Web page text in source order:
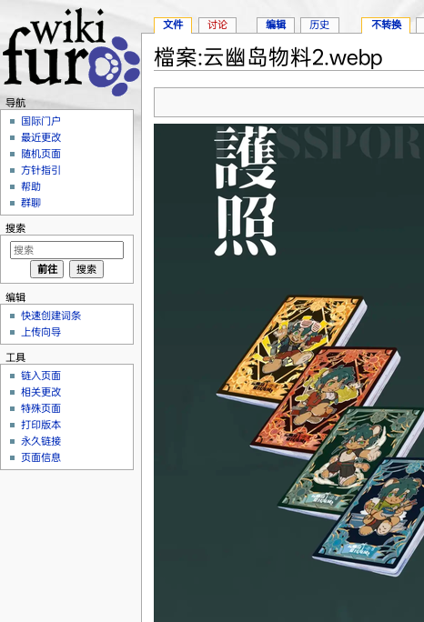
檔案:云幽岛物料2.webp
文件 讨论 编辑 历史 不转换
导航
国际门户
最近更改
随机页面
方针指引
帮助
群聊
搜索
编辑
快速创建词条
上传向导
工具
链入页面
相关更改
特殊页面
打印版本
永久链接
页面信息